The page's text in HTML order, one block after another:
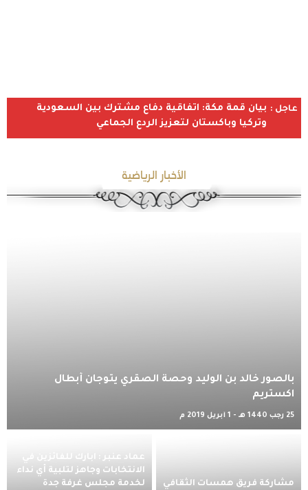
عاجل : بيان قمة مكة: اتفاقية دفاع مشترك بين السعودية
وتركيا وباكستان لتعزيز الردع الجماعي
الأخبار الرياضية
بالصور خالد بن الوليد وحصة الصقري يتوجان أبطال
اكستريم
25 رجب 1440 هـ - 1 أبريل 2019 م
مشاركة فريق همسات الثقافي
عماد عنبر : ابارك للفائزين في
الانتخابات وجاهز لتلبية أي نداء
لخدمة مجلس غرفة جدة